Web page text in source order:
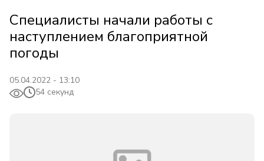
Специалисты начали работы с
наступлением благоприятной
погоды
05.04.2022 - 13:10
54 секунд